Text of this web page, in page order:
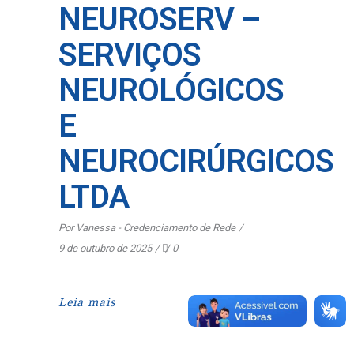
NEUROSERV –
SERVIÇOS
NEUROLÓGICOS
E
NEUROCIRÚRGICOS
LTDA
Por Vanessa - Credenciamento de Rede
9 de outubro de 2025
0
Leia mais